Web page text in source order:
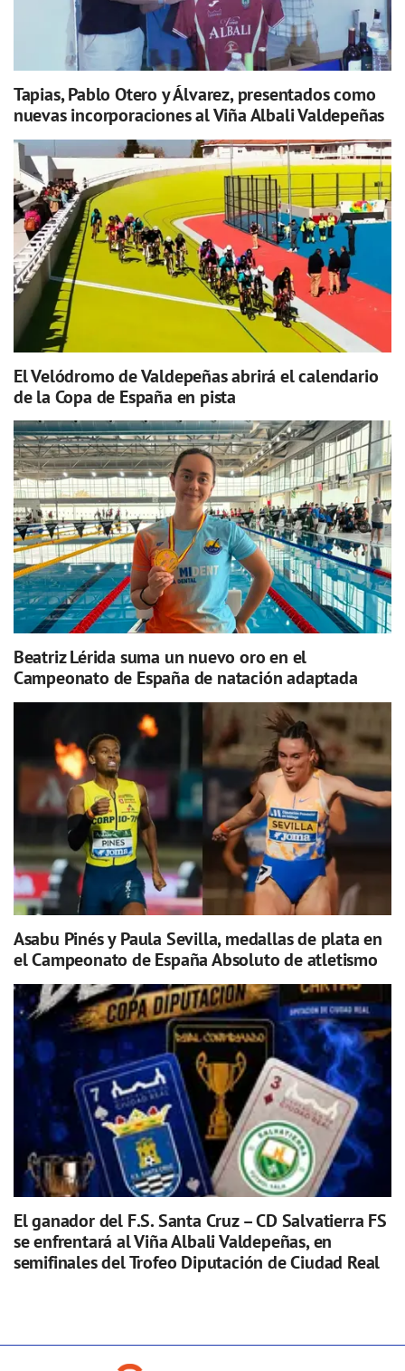
Tapias, Pablo Otero y Álvarez, presentados como
nuevas incorporaciones al Viña Albali Valdepeñas
El Velódromo de Valdepeñas abrirá el calendario
de la Copa de España en pista
Beatriz Lérida suma un nuevo oro en el
Campeonato de España de natación adaptada
Asabu Pinés y Paula Sevilla, medallas de plata en
el Campeonato de España Absoluto de atletismo
El ganador del F.S. Santa Cruz – CD Salvatierra FS
se enfrentará al Viña Albali Valdepeñas, en
semifinales del Trofeo Diputación de Ciudad Real